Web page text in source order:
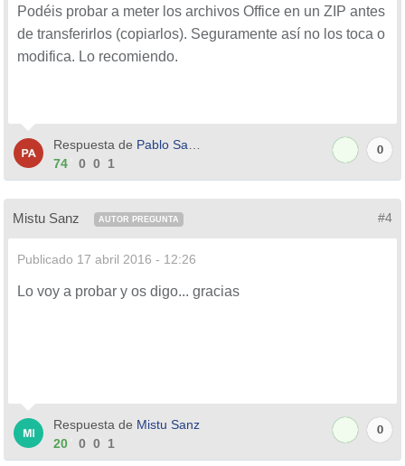
Podéis probar a meter los archivos Office en un ZIP antes
de transferirlos (copiarlos). Seguramente así no los toca o
modifica. Lo recomiendo.
Respuesta de Pablo Santos
74
0 0 1
0
Mistu Sanz AUTOR PREGUNTA #4
Publicado 17 abril 2016 - 12:26
Lo voy a probar y os digo... gracias
Respuesta de Mistu Sanz
20
0 0 1
0